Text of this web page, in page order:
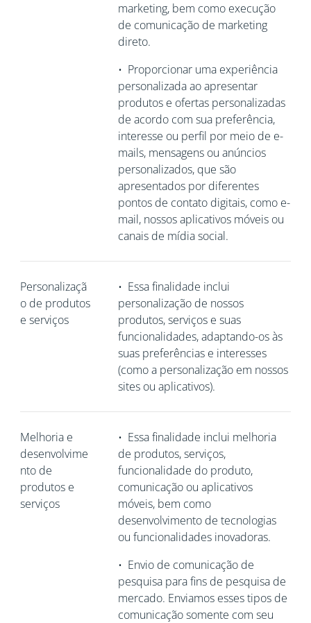
marketing, bem como execução
de comunicação de marketing
direto.
• Proporcionar uma experiência
personalizada ao apresentar
produtos e ofertas personalizadas
de acordo com sua preferência,
interesse ou perfil por meio de e-
mails, mensagens ou anúncios
personalizados, que são
apresentados por diferentes
pontos de contato digitais, como e-
mail, nossos aplicativos móveis ou
canais de mídia social.
Personalizaçã
o de produtos
e serviços
• Essa finalidade inclui
personalização de nossos
produtos, serviços e suas
funcionalidades, adaptando-os às
suas preferências e interesses
(como a personalização em nossos
sites ou aplicativos).
Melhoria e
desenvolvime
nto de
produtos e
serviços
• Essa finalidade inclui melhoria
de produtos, serviços,
funcionalidade do produto,
comunicação ou aplicativos
móveis, bem como
desenvolvimento de tecnologias
ou funcionalidades inovadoras.
• Envio de comunicação de
pesquisa para fins de pesquisa de
mercado. Enviamos esses tipos de
comunicação somente com seu